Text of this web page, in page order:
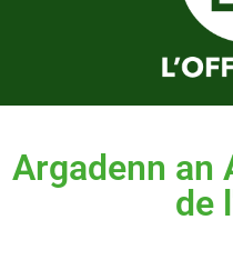
Argadenn an
de